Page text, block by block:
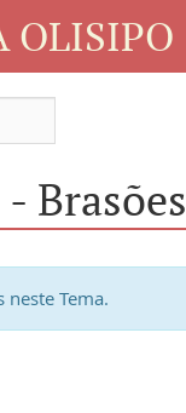
OLISIPO
Brasões
neste Tema.